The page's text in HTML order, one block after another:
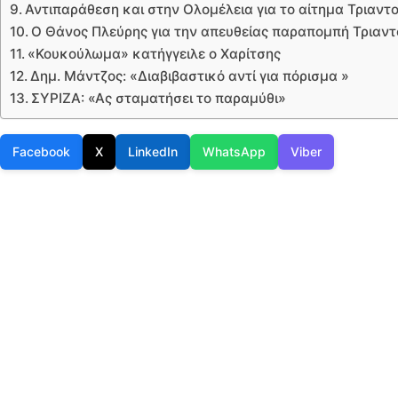
Αντιπαράθεση και στην Ολομέλεια για το αίτημα
Ο Θάνος Πλεύρης για την απευθείας παραπομπή
«Κουκούλωμα» κατήγγειλε ο Χαρίτσης
Δημ. Μάντζος: «Διαβιβαστικό αντί για πόρισμα »
ΣΥΡΙΖΑ: «Ας σταματήσει το παραμύθι»
Facebook X LinkedIn WhatsApp Viber